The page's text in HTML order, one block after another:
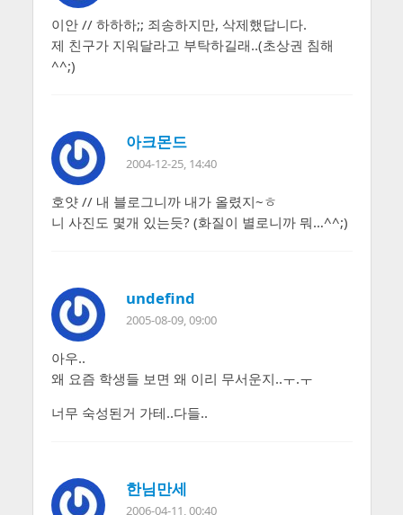
이안 // 하하하;; 죄송하지만, 삭제했답니다.
제 친구가 지워달라고 부탁하길래..(초상권 침해
^^;)
아크몬드
2004-12-25, 14:40
호얏 // 내 블로그니까 내가 올렸지~ㅎ
니 사진도 몇개 있는듯? (화질이 별로니까 뭐…^^;)
undefind
2005-08-09, 09:00
아우..
왜 요즘 학생들 보면 왜 이리 무서운지..ㅜ.ㅜ
너무 숙성된거 가테..다들..
한님만세
2006-04-11, 00:40